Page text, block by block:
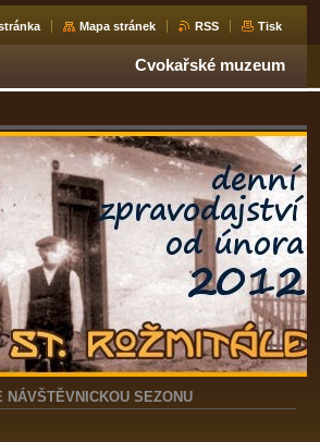
Mapa stránek RSS Tisk
Cvokařské muzeum
SEZONU